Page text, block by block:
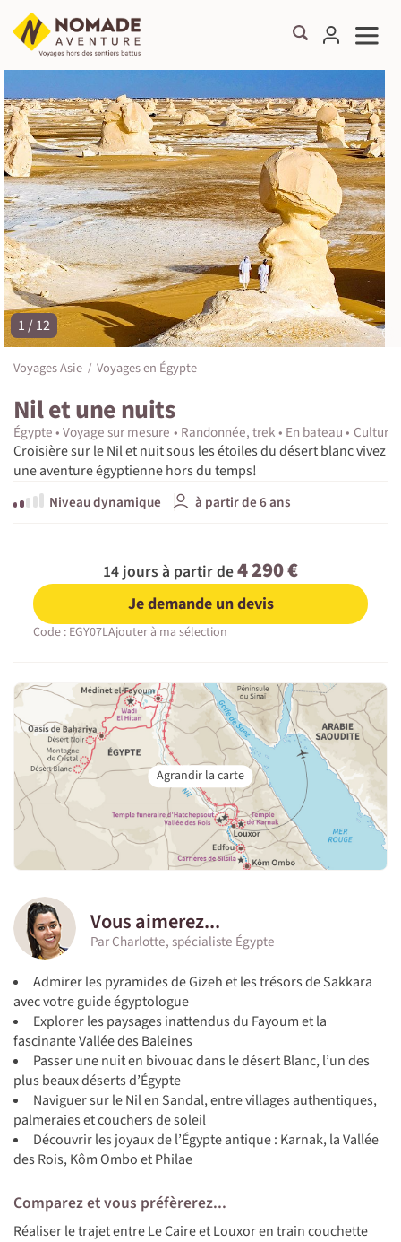
©
1 / 12
Voyages Asie Voyages en Égypte
Nil et une nuits
Égypte Voyage sur mesure Randonnée, trek En bateau
Culture
Croisière sur le Nil et nuit sous les étoiles du désert blanc vivez
une aventure égyptienne hors du temps!
Niveau dynamique
à partir de 6 ans
14 jours à partir de4 290 €
Je demande un devis
Code : EGY07LAjouter à ma sélection
Vous aimerez...
Par Charlotte, spécialiste Égypte
Admirer les pyramides de Gizeh et les trésors de Sakkara
avec votre guide égyptologue
Explorer les paysages inattendus du Fayoum et la
fascinante Vallée des Baleines
Passer une nuit en bivouac dans le désert Blanc, l’un des
plus beaux déserts d’Égypte
Naviguer sur le Nil en Sandal, entre villages authentiques,
palmeraies et couchers de soleil
Découvrir les joyaux de l’Égypte antique : Karnak, la Vallée
des Rois, Kôm Ombo et Philae
Comparez et vous préfèrerez...
Réaliser le trajet entre Le Caire et Louxor en train couchette